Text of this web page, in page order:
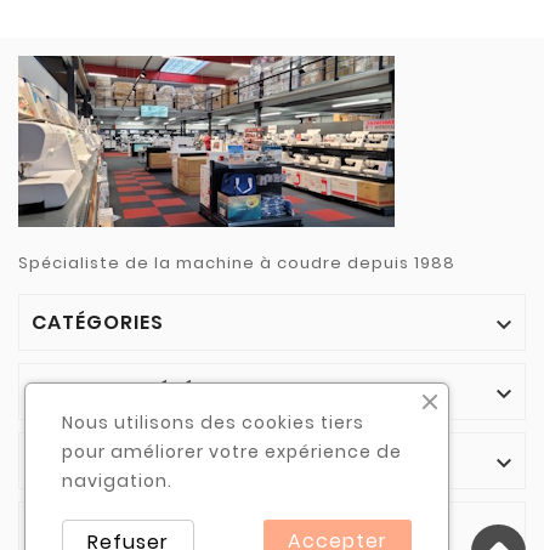
Spécialiste de la machine à coudre depuis 1988
CATÉGORIES 
NOTRE SOCIÉTÉ 
VOTRE COMPTE 
INFORMATIONS 
Nous utilisons des cookies tiers
pour améliorer votre expérience de
navigation.
Accepter
Refuser